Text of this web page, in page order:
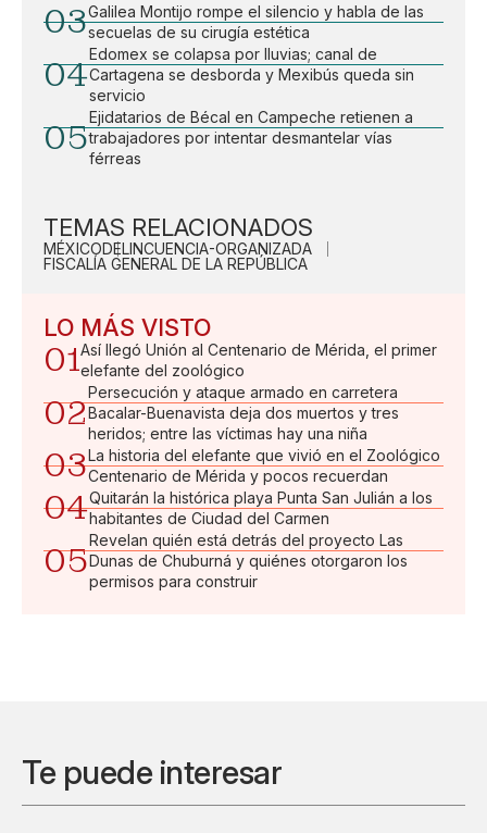
03Galilea Montijo rompe el silencio y habla de las
secuelas de su cirugía estética
04
Edomex se colapsa por lluvias; canal de
Cartagena se desborda y Mexibús queda sin
servicio
05
Ejidatarios de Bécal en Campeche retienen a
trabajadores por intentar desmantelar vías
férreas
TEMAS RELACIONADOS
MÉXICODELINCUENCIA-ORGANIZADA
FISCALÍA GENERAL DE LA REPÚBLICA
LO MÁS VISTO
01Así llegó Unión al Centenario de Mérida, el primer
elefante del zoológico
02
Persecución y ataque armado en carretera
Bacalar-Buenavista deja dos muertos y tres
heridos; entre las víctimas hay una niña
03La historia del elefante que vivió en el Zoológico
Centenario de Mérida y pocos recuerdan
04Quitarán la histórica playa Punta San Julián a los
habitantes de Ciudad del Carmen
05
Revelan quién está detrás del proyecto Las
Dunas de Chuburná y quiénes otorgaron los
permisos para construir
Te puede interesar